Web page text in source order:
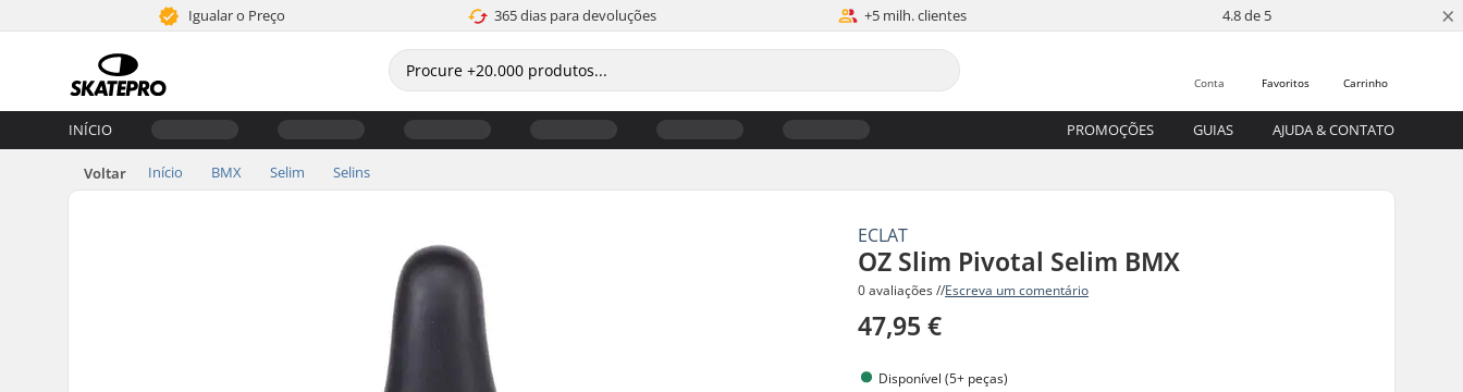
Igualar o Preço 365 dias para devoluções +5 milh. clientes 4.8 de 5 ×
Carrinho
Favoritos
Conta
INÍCIO PROMOÇÕES GUIAS AJUDA & CONTATO
Voltar Início BMX Selim Selins
ECLAT
OZ Slim Pivotal Selim BMX
0 avaliações //Escreva um comentário
47,95 €
Disponível (5+ peças)